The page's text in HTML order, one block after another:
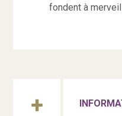
fondent à